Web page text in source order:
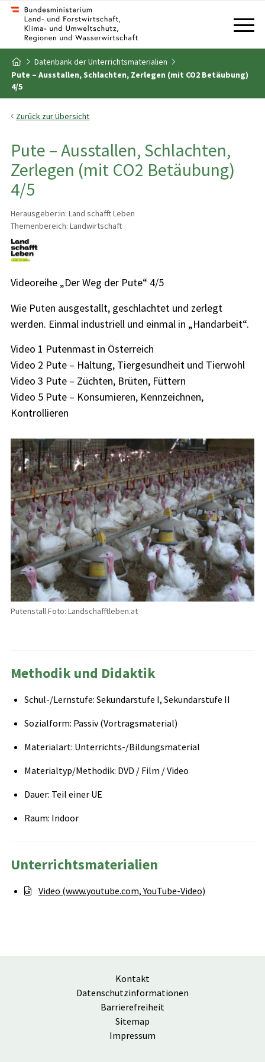
Zum Inhalt
Zum Inhaltsverzeichnis
Zur Startseite
Datenbank der Unterrichtsmaterialien
Pute – Ausstallen, Schlachten, Zerlegen (mit CO2 Betäubung)
4/5
Zurück zur Übersicht
Pute – Ausstallen, Schlachten,
Zerlegen (mit CO2 Betäubung)
4/5
Herausgeber:in: Land schafft Leben
Themenbereich: Landwirtschaft
Videoreihe „Der Weg der Pute“ 4/5
Wie Puten ausgestallt, geschlachtet und zerlegt
werden. Einmal industriell und einmal in „Handarbeit“.
Video 1 Putenmast in Österreich
Video 2 Pute – Haltung, Tiergesundheit und Tierwohl
Video 3 Pute – Züchten, Brüten, Füttern
Video 5 Pute – Konsumieren, Kennzeichnen,
Kontrollieren
Putenstall Foto: Landschafftleben.at
Methodik und Didaktik
Schul-/Lernstufe: Sekundarstufe I, Sekundarstufe II
Sozialform: Passiv (Vortragsmaterial)
Materialart: Unterrichts-/Bildungsmaterial
Materialtyp/Methodik: DVD / Film / Video
Dauer: Teil einer UE
Raum: Indoor
Unterrichtsmaterialien
Video (www.youtube.com, YouTube-Video)
Kontakt
Datenschutzinformationen
Barrierefreiheit
Sitemap
Impressum